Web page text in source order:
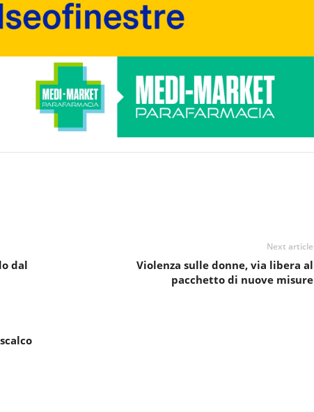
dal
Next article
Violenza sulle donne, via libera al
pacchetto di nuove misure